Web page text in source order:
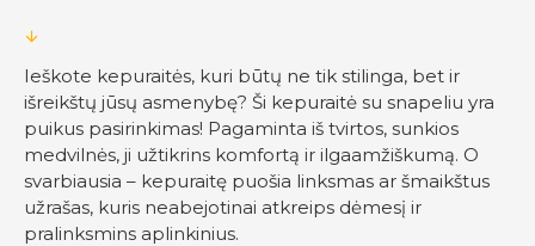
Ieškote kepuraitės, kuri būtų ne tik stilinga, bet ir
išreikštų jūsų asmenybę? Ši kepuraitė su snapeliu yra
puikus pasirinkimas! Pagaminta iš tvirtos, sunkios
medvilnės, ji užtikrins komfortą ir ilgaamžiškumą. O
svarbiausia – kepuraitę puošia linksmas ar šmaikštus
užrašas, kuris neabejotinai atkreips dėmesį ir
pralinksmins aplinkinius.